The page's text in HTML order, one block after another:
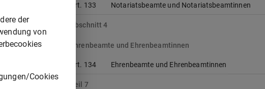
ART. 128
Art. 133 Notariatsbeamte und Notariatsbeamtinnen
Abschnitt 4
Ehrenbeamte und Ehrenbeamtinnen
Art. 134 Ehrenbeamte und Ehrenbeamtinnen
Teil 7
der
von
Cookies